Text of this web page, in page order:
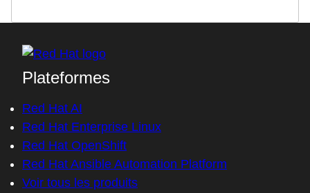
Plateformes
Red Hat AI
Red Hat Enterprise Linux
Red Hat OpenShift
Red Hat Ansible Automation Platform
Voir tous les produits